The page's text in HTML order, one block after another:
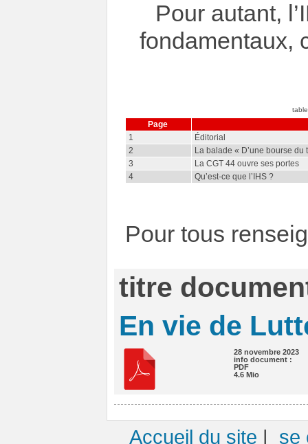
Pour autant,
fondamentaux,
Page
1
Éditorial
2
La balade « D’une bourse du
3
La CGT 44 ouvre ses portes
4
Qu’est-ce que l’IHS ?
Pour tous
titre
En vie de
28 novembre 2023
info document :
PDF
4.6 Mio
Accueil du site | se